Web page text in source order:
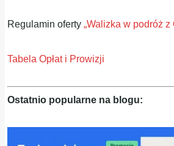
Regulamin oferty„Walizka w podróż z
Tabela Opłat i Prowizji
Ostatnio popularne na blogu: